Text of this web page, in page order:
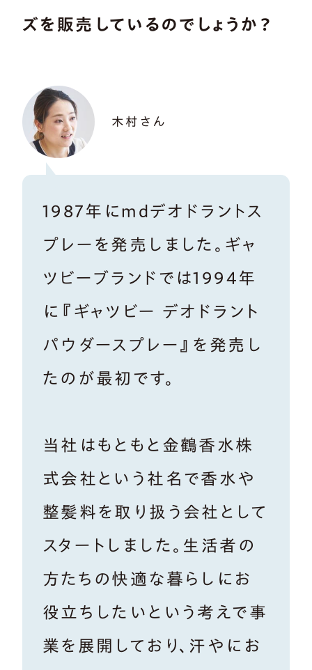
ズを販売しているのでしょうか？
木村さん
1987年にmdデオドラントス
プレーを発売しました。ギャ
ツビーブランドでは1994年
に『ギャツビー デオドラント
パウダースプレー』を発売し
たのが最初です。
当社はもともと金鶴香水株
式会社という社名で香水や
整髪料を取り扱う会社として
スタートしました。生活者の
方たちの快適な暮らしにお
役立ちしたいという考えで事
業を展開しており、汗やにお